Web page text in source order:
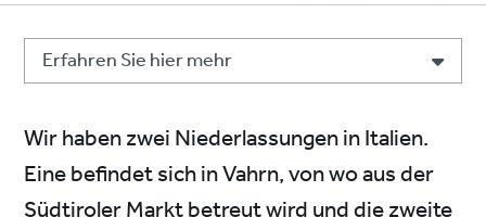
Erfahren Sie hier mehr
Wir haben zwei Niederlassungen in Italien.
Eine befindet sich in Vahrn, von wo aus der